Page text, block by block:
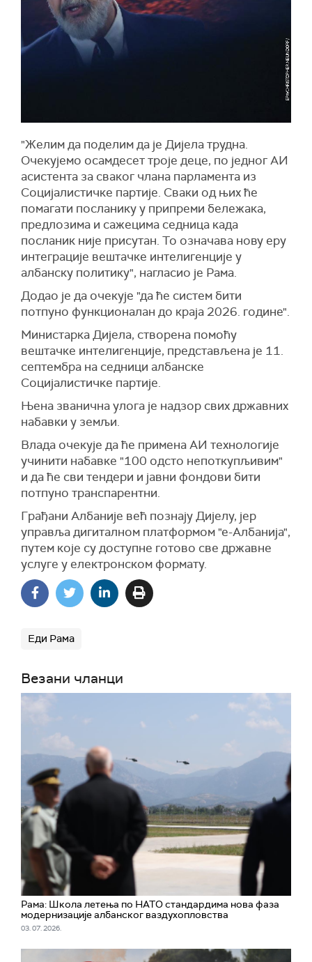
"Желим да поделим да је Дијела трудна.
Очекујемо осамдесет троје деце, по једног АИ
асистента за сваког члана парламента из
Социјалистичке партије. Сваки од њих ће
помагати посланику у припреми бележака,
предлозима и сажецима седница када
посланик није присутан. То означава нову еру
интеграције вештачке интелигенције у
албанску политику", нагласио је Рама.
Додао је да очекује "да ће систем бити
потпуно функционалан до краја 2026. године".
Министарка Дијела, створена помоћу
вештачке интелигенције, представљена је 11.
септембра на седници албанске
Социјалистичке партије.
Њена званична улога је надзор свих државних
набавки у земљи.
Влада очекује да ће примена АИ технологије
учинити набавке "100 одсто непоткупљивим"
и да ће сви тендери и јавни фондови бити
потпуно транспарентни.
Грађани Албаније већ познају Дијелу, јер
управља дигиталном платформом "е-Албанија",
путем које су доступне готово све државне
услуге у електронском формату.
Еди Рама
Везани чланци
Рама: Школа летења по НАТО стандардима нова фаза
модернизације албанског ваздухопловства
03. 07. 2026.